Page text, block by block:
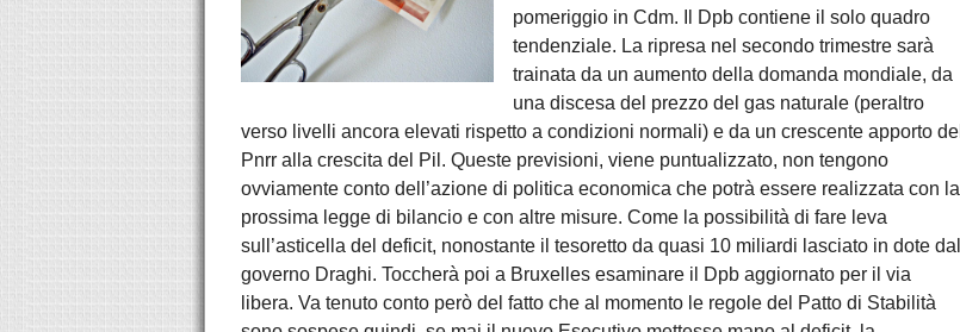
pomeriggio in Cdm. Il Dpb contiene il solo quadro
tendenziale. La ripresa nel secondo trimestre sarà
trainata da un aumento della domanda mondiale, da
una discesa del prezzo del gas naturale (peraltro
verso livelli ancora elevati rispetto a condizioni normali) e da un crescente apporto del
Pnrr alla crescita del Pil. Queste previsioni, viene puntualizzato, non tengono
ovviamente conto dell’azione di politica economica che potrà essere realizzata con la
prossima legge di bilancio e con altre misure. Come la possibilità di fare leva
sull’asticella del deficit, nonostante il tesoretto da quasi 10 miliardi lasciato in dote dal
governo Draghi. Toccherà poi a Bruxelles esaminare il Dpb aggiornato per il via
libera. Va tenuto conto però del fatto che al momento le regole del Patto di Stabilità